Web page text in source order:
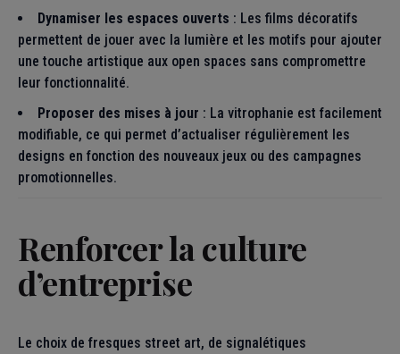
Dynamiser les espaces ouverts : Les films décoratifs
permettent de jouer avec la lumière et les motifs pour ajouter
une touche artistique aux open spaces sans compromettre
leur fonctionnalité.
Proposer des mises à jour : La vitrophanie est facilement
modifiable, ce qui permet d’actualiser régulièrement les
designs en fonction des nouveaux jeux ou des campagnes
promotionnelles.
Renforcer la culture
d’entreprise
Le choix de fresques street art, de signalétiques